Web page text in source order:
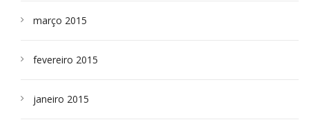
março 2015
fevereiro 2015
janeiro 2015